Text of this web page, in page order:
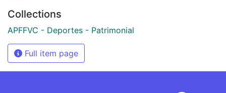
Collections
APFFVC - Deportes - Patrimonial
Full item page